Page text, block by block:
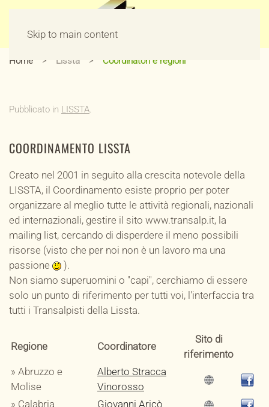
Skip to main content
Home Lissta Coordinatori e regioni
Pubblicato in LISSTA.
COORDINAMENTO LISSTA
Creato nel 2001 in seguito alla crescita notevole della
LISSTA, il Coordinamento esiste proprio per poter
organizzare al meglio tutte le attività regionali, nazionali
ed internazionali, gestire il sito www.transalp.it, la
mailing list, cercando di disperdere il meno possibili
risorse (visto che per noi non è un lavoro ma una
passione
).
Non siamo superuomini o "capi", cerchiamo di essere
solo un punto di riferimento per tutti voi, l'interfaccia tra
tutti i Transalpisti della Lissta.
Regione Coordinatore
Sito di
riferimento
» Abruzzo e
Molise
Alberto Stracca
Vinorosso
» Calabria
Giovanni Aricò